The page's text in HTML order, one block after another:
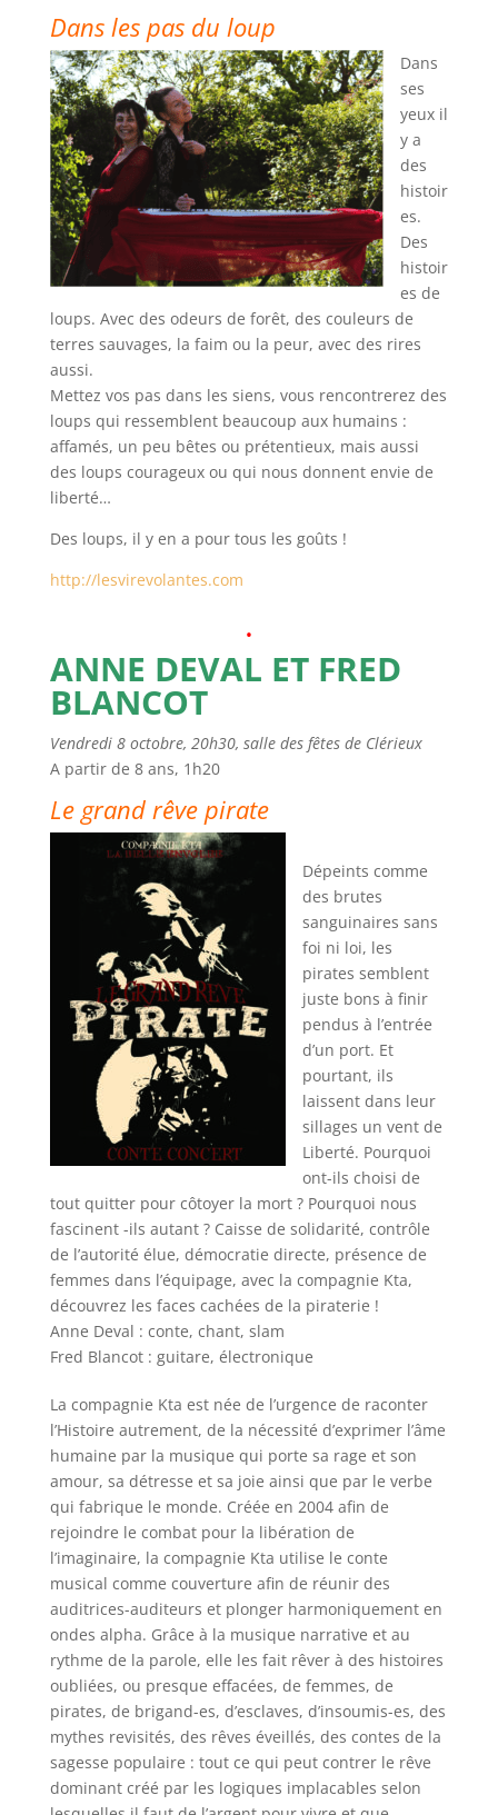
Dans les pas du loup
Dans
ses
yeux il
y a
des
histoir
es.
Des
histoir
es de
loups. Avec des odeurs de forêt, des couleurs de
terres sauvages, la faim ou la peur, avec des rires
aussi.
Mettez vos pas dans les siens, vous rencontrerez des
loups qui ressemblent beaucoup aux humains :
affamés, un peu bêtes ou prétentieux, mais aussi
des loups courageux ou qui nous donnent envie de
liberté…
Des loups, il y en a pour tous les goûts !
http://lesvirevolantes.com
.
ANNE DEVAL ET FRED
BLANCOT
Vendredi 8 octobre, 20h30, salle des fêtes de Clérieux
A partir de 8 ans, 1h20
Le grand rêve pirate
Dépeints comme
des brutes
sanguinaires sans
foi ni loi, les
pirates semblent
juste bons à finir
pendus à l’entrée
d’un port. Et
pourtant, ils
laissent dans leur
sillages un vent de
Liberté. Pourquoi
ont-ils choisi de
tout quitter pour côtoyer la mort ? Pourquoi nous
fascinent -ils autant ? Caisse de solidarité, contrôle
de l’autorité élue, démocratie directe, présence de
femmes dans l’équipage, avec la compagnie Kta,
découvrez les faces cachées de la piraterie !
Anne Deval : conte, chant, slam
Fred Blancot : guitare, électronique
La compagnie Kta est née de l’urgence de raconter
l’Histoire autrement, de la nécessité d’exprimer l’âme
humaine par la musique qui porte sa rage et son
amour, sa détresse et sa joie ainsi que par le verbe
qui fabrique le monde. Créée en 2004 afin de
rejoindre le combat pour la libération de
l’imaginaire, la compagnie Kta utilise le conte
musical comme couverture afin de réunir des
auditrices-auditeurs et plonger harmoniquement en
ondes alpha. Grâce à la musique narrative et au
rythme de la parole, elle les fait rêver à des histoires
oubliées, ou presque effacées, de femmes, de
pirates, de brigand-es, d’esclaves, d’insoumis-es, des
mythes revisités, des rêves éveillés, des contes de la
sagesse populaire : tout ce qui peut contrer le rêve
dominant créé par les logiques implacables selon